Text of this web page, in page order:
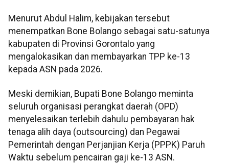
Menurut Abdul Halim, kebijakan tersebut
menempatkan Bone Bolango sebagai satu-satunya
kabupaten di Provinsi Gorontalo yang
mengalokasikan dan membayarkan TPP ke-13
kepada ASN pada 2026.
Meski demikian, Bupati Bone Bolango meminta
seluruh organisasi perangkat daerah (OPD)
menyelesaikan terlebih dahulu pembayaran hak
tenaga alih daya (outsourcing) dan Pegawai
Pemerintah dengan Perjanjian Kerja (PPPK) Paruh
Waktu sebelum pencairan gaji ke-13 ASN.